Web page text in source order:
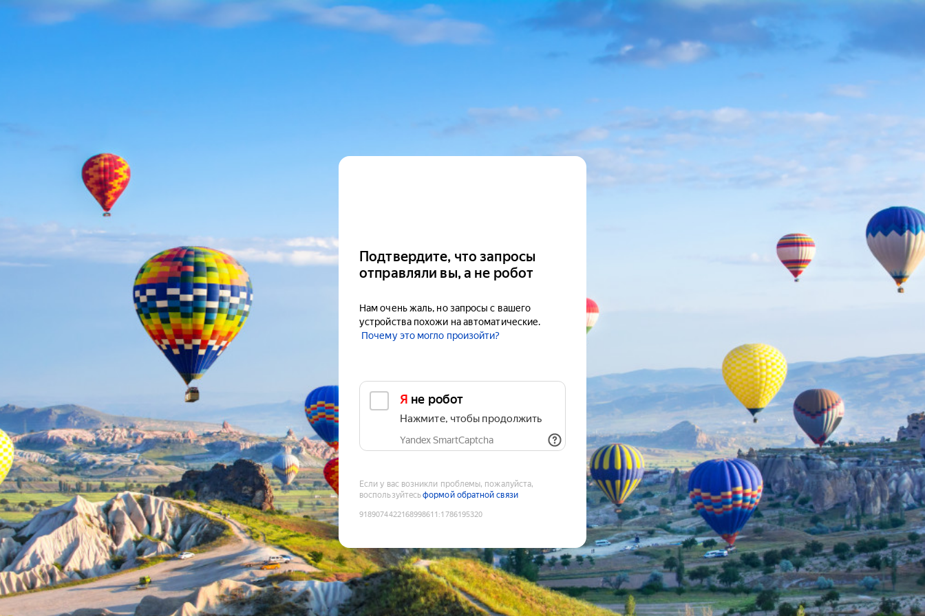
Подтвердите, что запросы
отправляли вы, а не робот
Нам очень жаль, но запросы с вашего
устройства похожи на автоматические.
Почему это могло произойти?
Я не робот
Нажмите, чтобы продолжить
Yandex SmartCaptcha
Если у вас возникли проблемы, пожалуйста,
воспользуйтесьформой обратной связи
9189074422168998611 :1786195320